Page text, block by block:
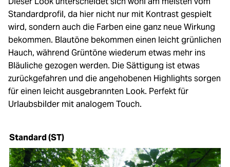
Standardprofil, da hier nicht nur mit Kontrast gespielt
wird, sondern auch die Farben eine ganz neue Wirkung
bekommen. Blautöne bekommen einen leicht grünlichen
Hauch, während Grüntöne wiederum etwas mehr ins
Bläuliche gezogen werden. Die Sättigung ist etwas
zurückgefahren und die angehobenen Highlights sorgen
für einen leicht ausgebrannten Look. Perfekt für
Urlaubsbilder mit analogem Touch.
Standard (ST)